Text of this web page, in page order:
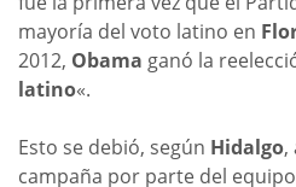
mayoría del voto latino en
2012, Obama ganó la
latino«.
Esto se debió, según Hidalgo,
campaña por parte del